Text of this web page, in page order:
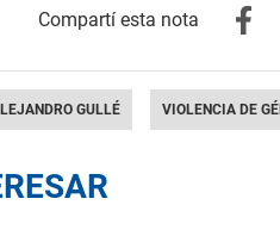
GULLÉ VIOLENCIA DE